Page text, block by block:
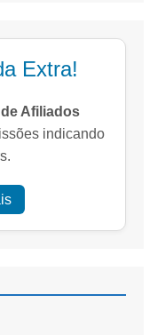
Extra!
Afiliados
indicando